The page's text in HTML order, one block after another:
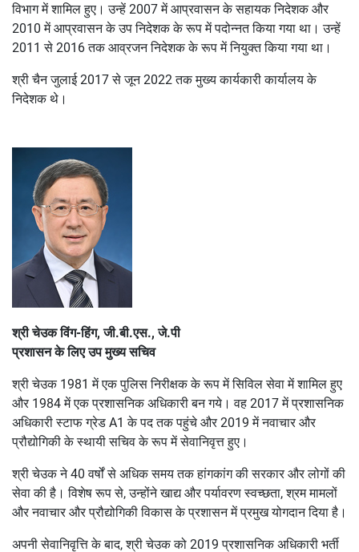
विभाग में शामिल हुए। उन्हें 2007 में आप्रवासन के सहायक निदेशक और
2010 में आप्रवासन के उप निदेशक के रूप में पदोन्नत किया गया था। उन्हें
2011 से 2016 तक आव्रजन निदेशक के रूप में नियुक्त किया गया था।
श्री चैन जुलाई 2017 से जून 2022 तक मुख्य कार्यकारी कार्यालय के
निदेशक थे।
श्री चेउक विंग-हिंग, जी.बी.एस., जे.पी
प्रशासन के लिए उप मुख्य सचिव
श्री चेउक 1981 में एक पुलिस निरीक्षक के रूप में सिविल सेवा में शामिल हुए
और 1984 में एक प्रशासनिक अधिकारी बन गये। वह 2017 में प्रशासनिक
अधिकारी स्टाफ ग्रेड A1 के पद तक पहुंचे और 2019 में नवाचार और
प्रौद्योगिकी के स्थायी सचिव के रूप में सेवानिवृत्त हुए।
श्री चेउक ने 40 वर्षों से अधिक समय तक हांगकांग की सरकार और लोगों की
सेवा की है। विशेष रूप से, उन्होंने खाद्य और पर्यावरण स्वच्छता, श्रम मामलों
और नवाचार और प्रौद्योगिकी विकास के प्रशासन में प्रमुख योगदान दिया है।
अपनी सेवानिवृत्ति के बाद, श्री चेउक को 2019 प्रशासनिक अधिकारी भर्ती